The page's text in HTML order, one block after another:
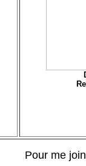
Pour me